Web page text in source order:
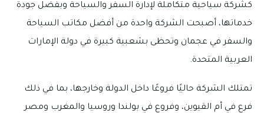
كشركة سياحية متكاملة لإدارة السفر والسياحة وبفضل جودة
خدماتها، أصبحت الشركة واحدة من أفضل مكاتب السياحة
والسفر في عجمان وتحظى بشعبية كبيرة في دولة الإمارات
العربية المتحدة.
تمتلك الشركة حاليًا فروعًا داخل الدولة وخارجها، بما في ذلك
فرع في أم القيوين، وفروع في بولندا وروسيا والمغرب ومصر